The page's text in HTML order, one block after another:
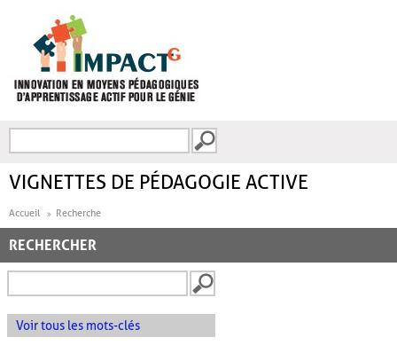
FORMULAIRE DE
VIGNETTES DE PÉDAGOGIE ACTIVE
Accueil Recherche
RECHERCHER
Voir tous les mots-clés